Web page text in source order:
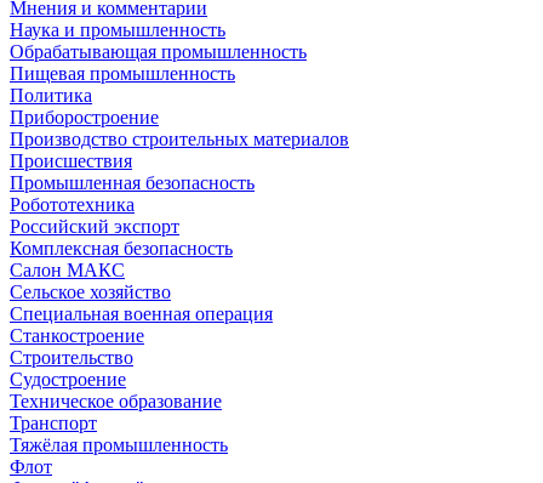
Мнения и комментарии
Наука и промышленность
Обрабатывающая промышленность
Пищевая промышленность
Политика
Приборостроение
Производство строительных материалов
Происшествия
Промышленная безопасность
Робототехника
Российский экспорт
Комплексная безопасность
Салон МАКС
Сельское хозяйство
Специальная военная операция
Станкостроение
Строительство
Судостроение
Техническое образование
Транспорт
Тяжёлая промышленность
Флот